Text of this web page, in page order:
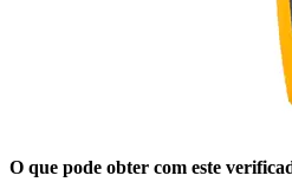
O que pode obter com este